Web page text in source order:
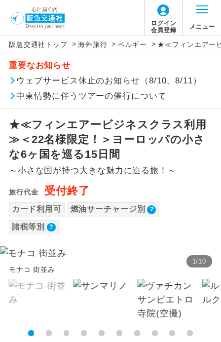
ログイン
会員登録
メニュー
阪急交通社トップ > 海外旅行 > ベルギー > ★≪フィンエアー
重要なお知らせ
ウェブサービス休止のお知らせ（8/10、8/11）
中東情勢に伴うツアーの催行について
★≪フィンエアービジネスクラス利用
≫＜22名様限定！＞ヨーロッパの小さ
な6ヶ国を巡る15日間
～小さな国が持つ大きな魅力に迫る旅！～
旅行代金 受付終了
カード利用可 燃油サーチャージ別
諸税等別
1/10
モナコ 街並み
旅行代金に燃油サーチャージは含まれており
ません。別途お支払いが必要となります。
目安：142,940円（2026/06/29現在）
※上記の燃油サーチャージは変更になる場合
があります。
旅行代金に、以下の料金は含まれておりませ
ん。別途お支払が必要となります。
【日本国内空港施設使用料】
関西国際空港
大人（12歳以上）3,310円、子供（2歳以上12
歳未満）1,660円
【旅客保安サービス料】
大人（12歳以上）320円、子供（2歳以上12
歳未満）320円
【海外空港諸税等】
旅行代金に各国空港の旅客サービス施設使用
料と空港税等は含まれておりません。別途お
支払いが必要となります。料金確定後、お知
らせいたします。
このツアーは以下の出発地から追加代金でご参
加いただけます。
※リクエスト受付の場合、ご手配の可否は後日回答さ
せていただきます。
追加代金にて各地発着ありとは
当ツアーは日程表に記載の出発空港だけで
なく、各地より下記追加代金にて飛行機や
鉄道などを利用しご参加いただけます。
ご同行者様が異なる発着地をご希望の場合
は、当社予約センターまで連絡ください。
アイコン 説明
添乗員同行
往路出発空港（駅）から復路到着空港
（駅）まで同行します。
現地到着後、現地係員が同行しお世話い
たします。
バスガイド乗
務
バスガイドが乗務し、車内での観光案内
があります。
新コース
世界遺産
ユネスコに登録されている文化遺産や自
然遺産を訪ねるコースです。
温泉
露天風呂
ご宿泊ホテルに露天風呂が付いていま
ご宿泊ホテルに大浴場が付いています。
全てのお食事が付いていますので、お食
事の心配はいりません。（機内食を除